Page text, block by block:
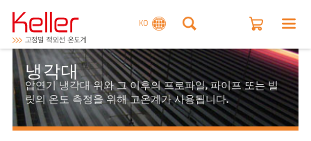
KO
냉각대
압연기 냉각대 위와 그 이후의 프로파일, 파이프 또는 빌
릿의 온도 측정을 위해 고온계가 사용됩니다.